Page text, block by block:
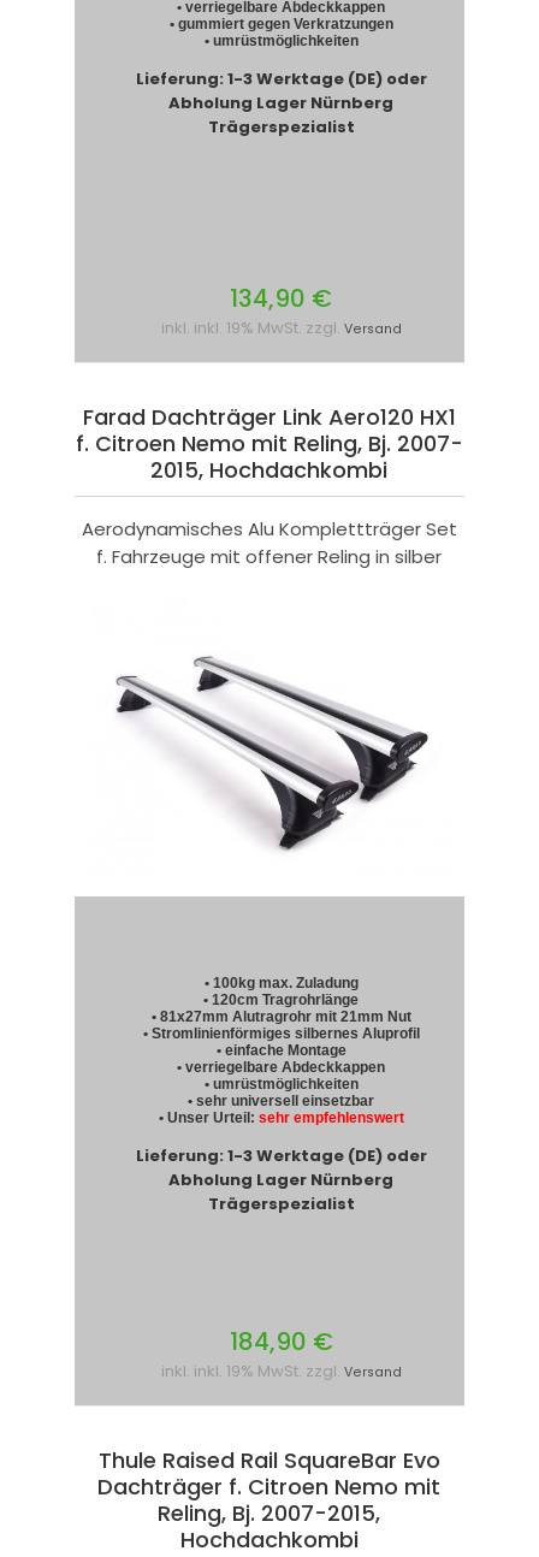
• verriegelbare Abdeckkappen
• gummiert gegen Verkratzungen
• umrüstmöglichkeiten
Lieferung: 1-3 Werktage (DE) oder
Abholung Lager Nürnberg
Trägerspezialist
134,90 €
inkl. inkl. 19% MwSt. zzgl. Versand
Farad Dachträger Link Aero120 HX1
f. Citroen Nemo mit Reling, Bj. 2007-
2015, Hochdachkombi
Aerodynamisches Alu Komplettträger Set
f. Fahrzeuge mit offener Reling in silber
• 100kg max. Zuladung
• 120cm Tragrohrlänge
• 81x27mm Alutragrohr mit 21mm Nut
• Stromlinienförmiges silbernes Aluprofil
• einfache Montage
• verriegelbare Abdeckkappen
• umrüstmöglichkeiten
• sehr universell einsetzbar
• Unser Urteil: sehr empfehlenswert
Lieferung: 1-3 Werktage (DE) oder
Abholung Lager Nürnberg
Trägerspezialist
184,90 €
inkl. inkl. 19% MwSt. zzgl. Versand
Thule Raised Rail SquareBar Evo
Dachträger f. Citroen Nemo mit
Reling, Bj. 2007-2015,
Hochdachkombi